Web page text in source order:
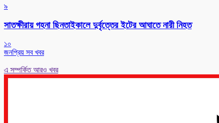
৯
সাতক্ষীরায় গহনা ছিনতাইকালে দুর্বৃত্তের ইটের আঘাতে নারী নিহত
১০
জনপ্রিয় সব খবর
এ সম্পর্কিত আরও খবর